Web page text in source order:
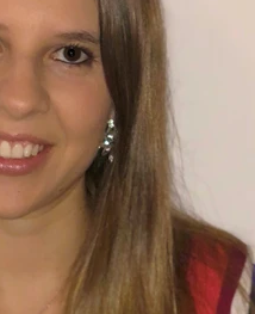
Leal Ansiedade
Curso Tartamudez
Ana Andrade
Erasmus